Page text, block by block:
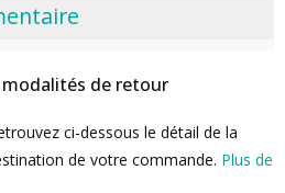
de retour
ci-dessous le détail de la
de votre commande. Plus de